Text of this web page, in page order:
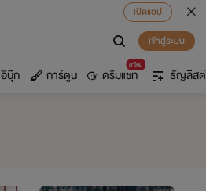
เปิดแอป
เข้าสู่ระบบ
อีบุ๊ก การ์ตูน
มาใหม่
ดรีมแชท ธัญลิสต์